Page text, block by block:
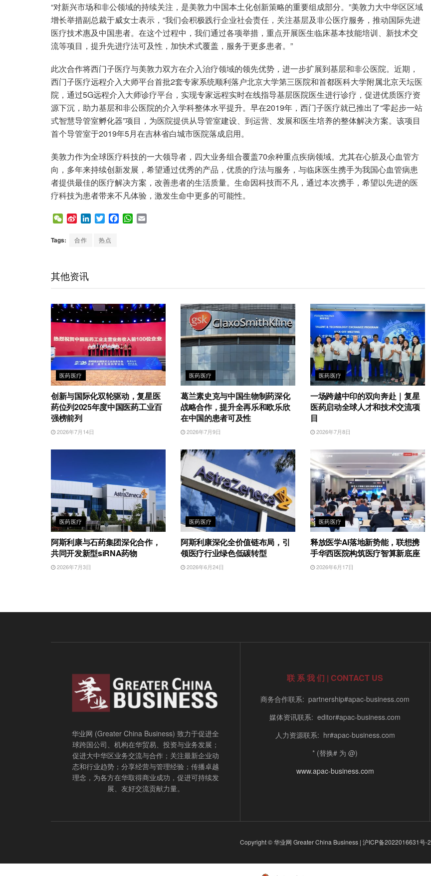
“对新兴市场和非公领域的持续关注，是美敦力中国本土化创新策略的重要组成部分。”美敦力大中华区区域
增长举措副总裁于威女士表示，“我们会积极践行企业社会责任，关注基层及非公医疗服务，推动国际先进
医疗技术惠及中国患者。在这个过程中，我们通过各项举措，重点开展医生临床基本技能培训、新技术交
流等项目，提升先进疗法可及性，加快术式覆盖，服务于更多患者。”
此次合作将西门子医疗与美敦力双方在介入治疗领域的领先优势，进一步扩展到基层和非公医院。近期，
西门子医疗远程介入大师平台首批2套专家系统顺利落户北京大学第三医院和首都医科大学附属北京天坛医
院，通过5G远程介入大师诊疗平台，实现专家远程实时在线指导基层医院医生进行诊疗，促进优质医疗资
源下沉，助力基层和非公医院的介入学科整体水平提升。早在2019年，西门子医疗就已推出了“零起步一站
式智慧导管室孵化器”项目，为医院提供从导管室建设、到运营、发展和医生培养的整体解决方案。该项目
首个导管室于2019年5月在吉林省白城市医院落成启用。
美敦力作为全球医疗科技的一大领导者，四大业务组合覆盖70余种重点疾病领域。尤其在心脏及心血管方
向，多年来持续创新发展，希望通过优秀的产品，优质的疗法与服务，与临床医生携手为我国心血管病患
者提供最佳的医疗解决方案，改善患者的生活质量。生命因科技而不凡，通过本次携手，希望以先进的医
疗科技为患者带来不凡体验，激发生命中更多的可能性。
W
C
S
n
i
L
T
i
F
W
Tags: 合作 热点
其他资讯
医药医疗
创新与国际化双轮驱动，复星医
药位列2025年度中国医药工业百
强榜前列
2026年7月14日
医药医疗
葛兰素史克与中国生物制药深化
战略合作，提升全再乐和欧乐欣
在中国的患者可及性
2026年7月9日
医药医疗
一场跨越中印的双向奔赴｜复星
医药启动全球人才和技术交流项
目
2026年7月8日
医药医疗
阿斯利康与石药集团深化合作，
共同开发新型siRNA药物
2026年7月3日
医药医疗
阿斯利康深化全价值链布局，引
领医疗行业绿色低碳转型
2026年6月24日
医药医疗
释放医学AI落地新势能，联想携
手华西医院构筑医疗智算新底座
2026年6月17日
华业网 (Greater China Business) 致力于促进全
球跨国公司、机构在华贸易、投资与业务发展；
促进大中华区业务交流与合作；关注最新企业动
态和行业趋势；分享经营与管理经验；传播卓越
理念，为各方在华取得商业成功，促进可持续发
展、友好交流贡献力量。
联 系 我 们 | CONTACT US
商务合作联系: partnership#apac-business.com
媒体资讯联系: editor#apac-business.com
人力资源联系: hr#apac-business.com
* (替换# 为 @)
www.apac-business.com
Copyright © 华业网 Greater China Business | 沪ICP备2022016631号-2